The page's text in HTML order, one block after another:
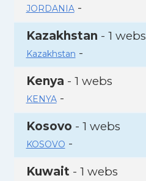
JORDANIA-
Kazakhstan - 1 webs
Kazakhstan -
Kenya - 1 webs
KENYA-
Kosovo - 1 webs
KOSOVO -
Kuwait - 1 webs